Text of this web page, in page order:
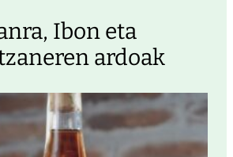
Ibon eta
ardoak